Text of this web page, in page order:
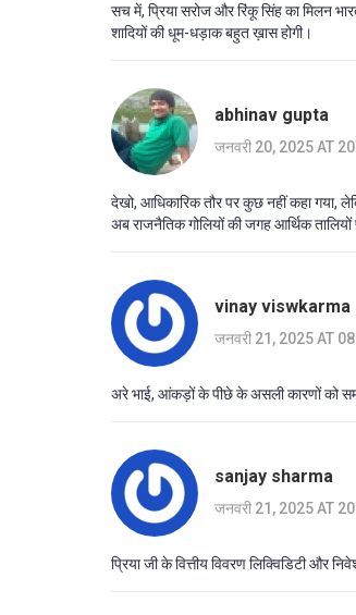
सच में, प्रिया सरोज और रिंकू सिंह का मिलन
शादियों की धूम-धड़ाक बहुत ख़ास होगी।
abhinav gupta
जनवरी 20, 2025 AT
देखो, आधिकारिक तौर पर कुछ नहीं कहा गया,
अब राजनैतिक गोलियों की जगह आर्थिक
vinay viswkarma
जनवरी 21, 2025 AT
अरे भाई, आंकड़ों के पीछे के असली कारणों को
sanjay sharma
जनवरी 21, 2025 AT
प्रिया जी के वित्तीय विवरण लिक्विडिटी और